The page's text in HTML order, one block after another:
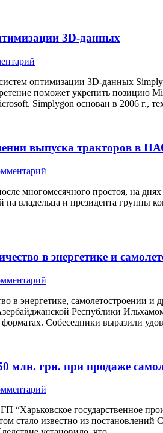
3D-данных
оптимизации 3D-данных
поможет укрепить позицию
Simplygon основан в 2006 г.,
выпуска тракторов в
многомесячного простоя, на
на владельца и президента
в энергетике и
в энергетике, самолетостроении
Республики
Собеседники выразили
млн. грн. при продаже
государственное
стало известно из постановлений